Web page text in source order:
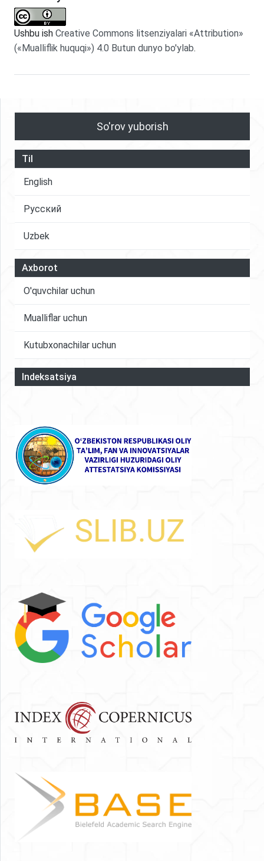
Ushbu ish Creative Commons litsenziyalari «Attribution»
(«Mualliflik huquqi») 4.0 Butun dunyo bo'ylab.
So'rov yuborish
Til
English
Русский
Uzbek
Axborot
O'quvchilar uchun
Mualliflar uchun
Kutubxonachilar uchun
Indeksatsiya